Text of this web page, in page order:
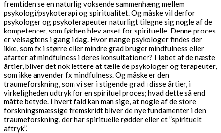
fremtiden se en naturlig voksende sammenhæng mellem
psykologi/psykoterapi og spiritualitet. Og måske vil derfor
psykologer og psykoterapeuter naturligt tilegne sig nogle af de
kompetencer, som førhen blev anset for spirituelle. Denne proces
er velsagtens i gang i dag. Hvor mange psykologer findes der
ikke, som fx i større eller mindre grad bruger mindfulness eller
afarter af mindfulness i deres konsultationer? I løbet af de næste
årtier, bliver det nok lettere at tælle de psykologer og terapeuter,
som ikke anvender fx mindfulness. Og måske er den
traumeforskning, som vi ser i stigende grad i disse årtier, i
virkeligheden udtryk for en spirituel proces; hvad dette så end
måtte betyde. I hvert fald kan man sige, at nogle af de store
forskningsmæssige fremskridt bliver de nye fundamenter i den
traumeforskning, der har spirituelle rødder eller et ”spirituelt
aftryk”.